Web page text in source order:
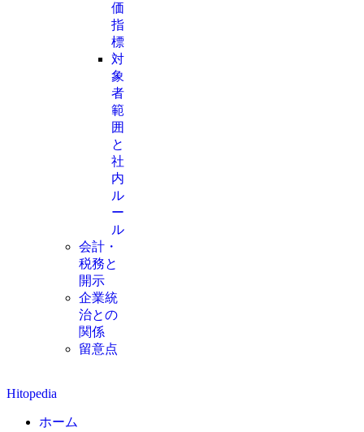
価
指
標
対
象
者
範
囲
と
社
内
ル
ー
ル
会計・
税務と
開示
企業統
治との
関係
留意点
Hitopedia
ホーム